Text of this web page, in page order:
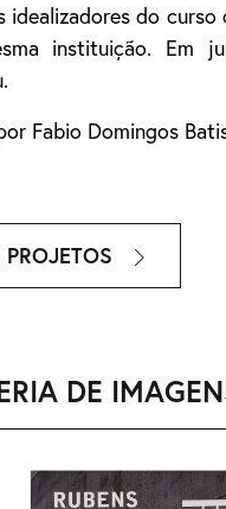
idealizadores do
instituição. Em
Fabio Domingos
PROJETOS
DE